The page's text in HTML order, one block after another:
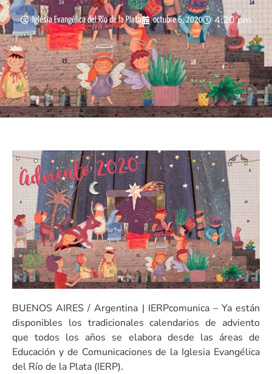
Iglesia Evangélica del Río de la Plata octubre 6, 2020 4:20 pm
BUENOS AIRES / Argentina | IERPcomunica – Ya están
disponibles los tradicionales calendarios de adviento
que todos los años se elabora desde las áreas de
Educación y de Comunicaciones de la Iglesia Evangélica
del Río de la Plata (IERP).